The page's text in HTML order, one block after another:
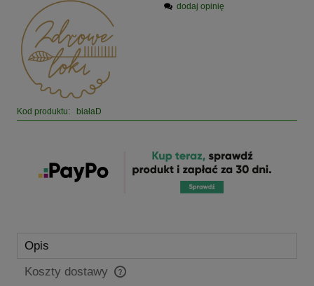
Kod produktu: białaD
dodaj opinię
Opis
Koszty dostawy
Cena nie zawiera ewentualnych kosztów płatności